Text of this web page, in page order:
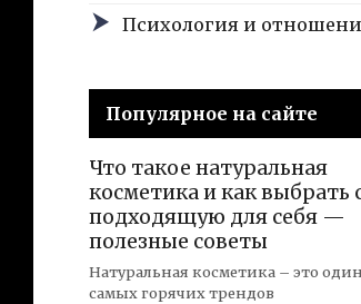
Психология и
Популярное на сайте
Что такое натуральная
косметика и как выбрать
подходящую для себя —
полезные советы
Натуральная косметика – это
самых горячих трендов